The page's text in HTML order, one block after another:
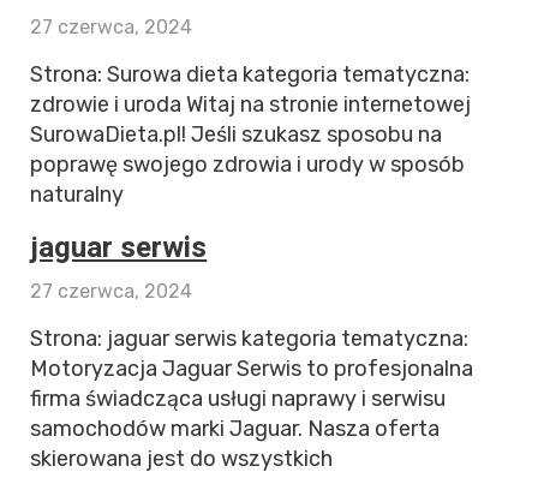
27 czerwca, 2024
Strona: Surowa dieta kategoria tematyczna:
zdrowie i uroda Witaj na stronie internetowej
SurowaDieta.pl! Jeśli szukasz sposobu na
poprawę swojego zdrowia i urody w sposób
naturalny
jaguar serwis
27 czerwca, 2024
Strona: jaguar serwis kategoria tematyczna:
Motoryzacja Jaguar Serwis to profesjonalna
firma świadcząca usługi naprawy i serwisu
samochodów marki Jaguar. Nasza oferta
skierowana jest do wszystkich